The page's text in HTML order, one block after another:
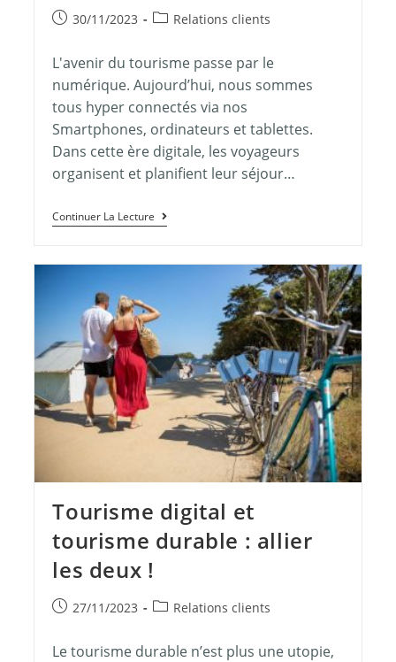
30/11/2023 Relations clients
L'avenir du tourisme passe par le
numérique. Aujourd’hui, nous sommes
tous hyper connectés via nos
Smartphones, ordinateurs et tablettes.
Dans cette ère digitale, les voyageurs
organisent et planifient leur séjour…
Continuer La Lecture
Tourisme digital et
tourisme durable : allier
les deux !
27/11/2023 Relations clients
Le tourisme durable n’est plus une utopie,